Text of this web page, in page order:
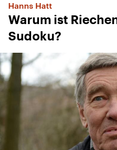
Hanns Hatt
Warum ist
Sudoku?